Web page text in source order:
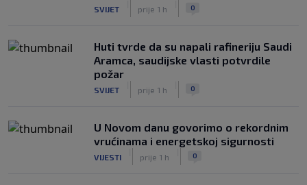
SVIJET prije 1 h 0
Huti tvrde da su napali rafineriju Saudi
Aramca, saudijske vlasti potvrdile
požar
SVIJET prije 1 h 0
U Novom danu govorimo o rekordnim
vrućinama i energetskoj sigurnosti
VIJESTI prije 1 h 0